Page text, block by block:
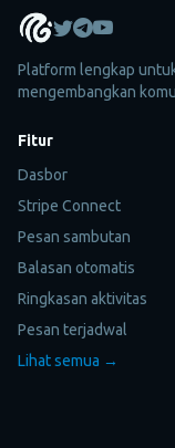
Platform lengkap
mengembangkan
Fitur
Dasbor
Stripe Connect
Pesan sambutan
Balasan otomatis
Ringkasan aktivitas
Pesan terjadwal
Lihat semua →